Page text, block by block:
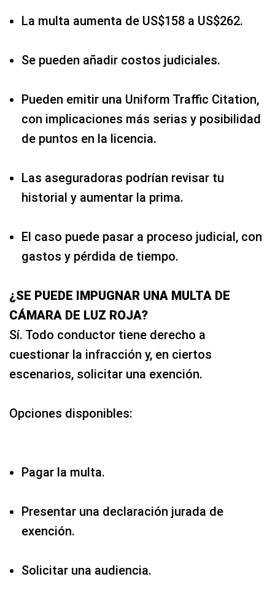
La multa aumenta de US$158 a US$262.
Se pueden añadir costos judiciales.
Pueden emitir una Uniform Traffic Citation,
con implicaciones más serias y posibilidad
de puntos en la licencia.
Las aseguradoras podrían revisar tu
historial y aumentar la prima.
El caso puede pasar a proceso judicial, con
gastos y pérdida de tiempo.
¿SE PUEDE IMPUGNAR UNA MULTA DE
CÁMARA DE LUZ ROJA?
Sí. Todo conductor tiene derecho a
cuestionar la infracción y, en ciertos
escenarios, solicitar una exención.
Opciones disponibles:
Pagar la multa.
Presentar una declaración jurada de
exención.
Solicitar una audiencia.